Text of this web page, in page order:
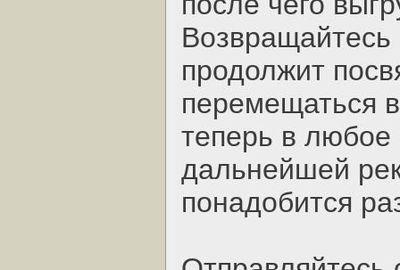
продолжит
перемещаться
теперь в
дальнейшей
понадобится